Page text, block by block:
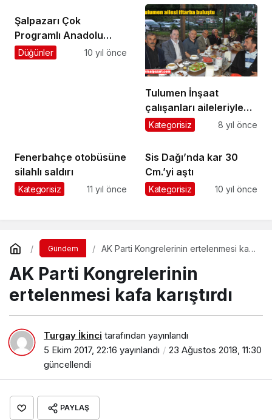
Şalpazarı Çok
Programlı Anadolu
Lisesi’ne Adalet alanı
Düğünler 10 yıl önce
Tulumen İnşaat
çalışanları aileleriyle
birlikte Acısu’da oruç
Kategorisiz 8 yıl önce
Fenerbahçe otobüsüne
silahlı saldırı
Kategorisiz 11 yıl önce
Sis Dağı’nda kar 30
Cm.’yi aştı
Kategorisiz 10 yıl önce
Gündem
AK Parti Kongrelerinin ertelenmesi kafa
AK Parti Kongrelerinin
ertelenmesi kafa karıştırdı
Turgay İkinci tarafından yayınlandı
5 Ekim 2017, 22:16 yayınlandı
23 Ağustos 2018, 11:30
güncellendi
PAYLAŞ